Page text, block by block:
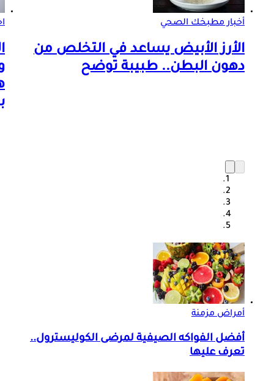
أخبار مطبخك الصحي
الأرز الأبيض يساعد في التخلص من
دهون البطن.. طبيبة توضح
أمراض مزمنة
أفضل الفواكه الصيفية لمرضى الكوليسترول..
تعرف عليها